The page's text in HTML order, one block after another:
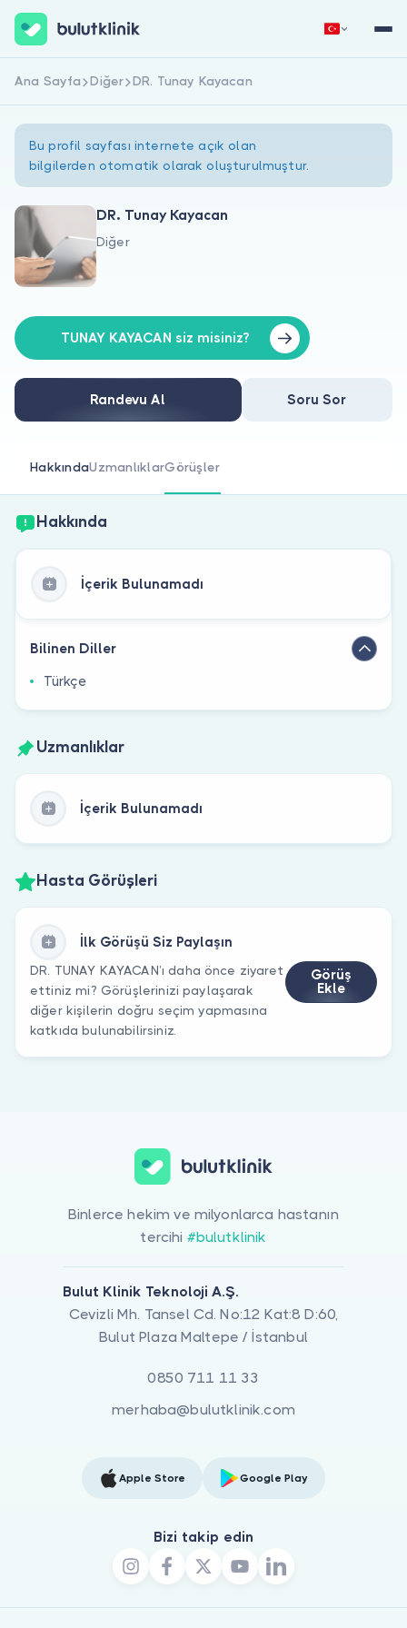
Hakkımızda
Doktorlar için
Doktor musunuz?
Hemen Kaydol
Ana Sayfa Diğer DR. Tunay Kayacan
Bu profil sayfası internete açık olan
bilgilerden otomatik olarak oluşturulmuştur.
DR. Tunay Kayacan
Diğer
TUNAY KAYACAN siz misiniz?
Randevu Al Soru Sor
HakkındaUzmanlıklarGörüşler
Hakkında
İçerik Bulunamadı
Bilinen Diller
Türkçe
Uzmanlıklar
İçerik Bulunamadı
Hasta Görüşleri
İlk Görüşü Siz Paylaşın
DR. TUNAY KAYACAN’ı daha önce ziyaret
ettiniz mi? Görüşlerinizi paylaşarak
diğer kişilerin doğru seçim yapmasına
katkıda bulunabilirsiniz.
Görüş
Ekle
Binlerce hekim ve milyonlarca hastanın
tercihi #bulutklinik
Bulut Klinik Teknoloji A.Ş.
Cevizli Mh. Tansel Cd. No:12 Kat:8 D:60,
Bulut Plaza Maltepe / İstanbul
0850 711 11 33
merhaba@bulutklinik.com
Apple Store Google Play
Bizi takip edin